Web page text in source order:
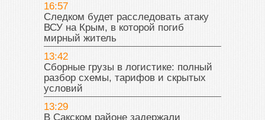
16:57
Следком будет расследовать атаку
ВСУ на Крым, в которой погиб
мирный житель
13:42
Сборные грузы в логистике: полный
разбор схемы, тарифов и скрытых
условий
13:29
В Сакском районе задержали